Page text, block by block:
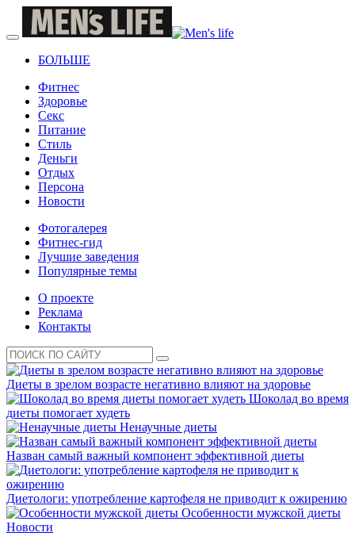
БОЛЬШЕ
Фитнес
Здоровье
Секс
Питание
Стиль
Деньги
Отдых
Персона
Новости
Фотогалерея
Фитнес-гид
Лучшие заведения
Популярные темы
О проекте
Реклама
Контакты
Диеты в зрелом возрасте негативно влияют на здоровье
Шоколад во время
диеты помогает худеть
Ненаучные диеты
Назван самый важный компонент эффективной диеты
Диетологи: употребление картофеля не приводит к ожирению
Особенности мужской диеты
Новости